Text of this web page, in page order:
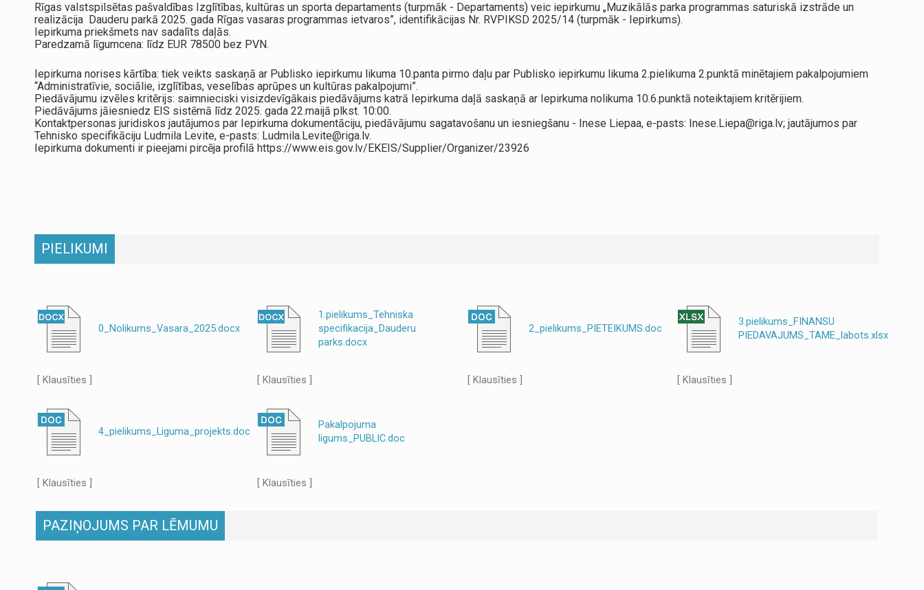
Rīgas valstspilsētas pašvaldības Izglītības, kultūras un sporta departaments (turpmāk - Departaments) veic iepirkumu „Muzikālās parka programmas saturiskā izstrāde un
realizācija Dauderu parkā 2025. gada Rīgas vasaras programmas ietvaros”, identifikācijas Nr. RVPIKSD 2025/14 (turpmāk - Iepirkums).
Iepirkuma priekšmets nav sadalīts daļās.
Paredzamā līgumcena: līdz EUR 78500 bez PVN.
Iepirkuma norises kārtība: tiek veikts saskaņā ar Publisko iepirkumu likuma 10.panta pirmo daļu par Publisko iepirkumu likuma 2.pielikuma 2.punktā minētajiem pakalpojumiem
“Administratīvie, sociālie, izglītības, veselības aprūpes un kultūras pakalpojumi”.
Piedāvājumu izvēles kritērijs: saimnieciski visizdevīgākais piedāvājums katrā Iepirkuma daļā saskaņā ar Iepirkuma nolikuma 10.6.punktā noteiktajiem kritērijiem.
Piedāvājums jāiesniedz EIS sistēmā līdz 2025. gada 22.maijā plkst. 10:00.
Kontaktpersonas juridiskos jautājumos par Iepirkuma dokumentāciju, piedāvājumu sagatavošanu un iesniegšanu - Inese Liepaa, e-pasts: Inese.Liepa@riga.lv; jautājumos par
Tehnisko specifikāciju Ludmila Levite, e-pasts: Ludmila.Levite@riga.lv.
Iepirkuma dokumenti ir pieejami pircēja profilā https://www.eis.gov.lv/EKEIS/Supplier/Organizer/23926
PIELIKUMI
0_Nolikums_Vasara_2025.docx
[ Klausīties ]
1.pielikums_Tehniska
specifikacija_Dauderu
parks.docx
[ Klausīties ]
2_pielikums_PIETEIKUMS.doc
[ Klausīties ]
3.pielikums_FINANSU
PIEDAVAJUMS_TAME_labots.xlsx
[ Klausīties ]
4_pielikums_Liguma_projekts.doc
[ Klausīties ]
Pakalpojuma
ligums_PUBLIC.doc
[ Klausīties ]
PAZIŅOJUMS PAR LĒMUMU